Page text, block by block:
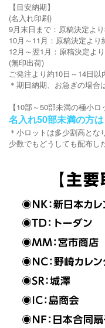
【目安納期】
(名入れ印刷)
9月末日まで：原稿決定よ
10月～11月：原稿決定よ
12月～翌1月：原稿決定よ
(無印出荷)
ご発注より約10日～14日以
＊期日納期、お急ぎの場合
【10部～50部未満の極小ロ
名入れ50部未満の方
＊小ロットは多少割高とな
少数でもどうしても配布し